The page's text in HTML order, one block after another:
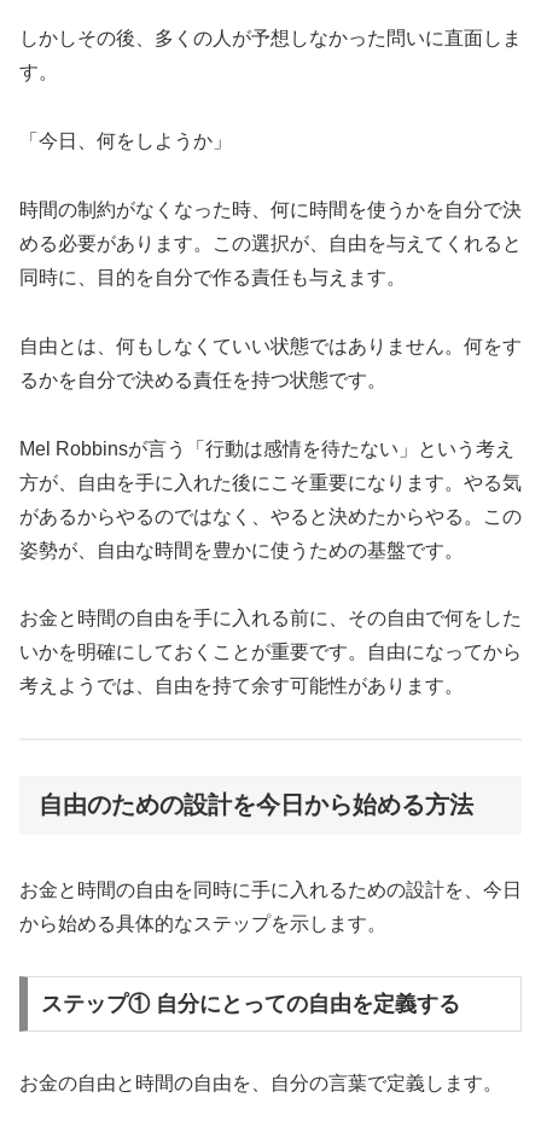
しかしその後、多くの人が予想しなかった問いに直面しま
す。
「今日、何をしようか」
時間の制約がなくなった時、何に時間を使うかを自分で決
める必要があります。この選択が、自由を与えてくれると
同時に、目的を自分で作る責任も与えます。
自由とは、何もしなくていい状態ではありません。何をす
るかを自分で決める責任を持つ状態です。
Mel Robbinsが言う「行動は感情を待たない」という考え
方が、自由を手に入れた後にこそ重要になります。やる気
があるからやるのではなく、やると決めたからやる。この
姿勢が、自由な時間を豊かに使うための基盤です。
お金と時間の自由を手に入れる前に、その自由で何をした
いかを明確にしておくことが重要です。自由になってから
考えようでは、自由を持て余す可能性があります。
自由のための設計を今日から始める方法
お金と時間の自由を同時に手に入れるための設計を、今日
から始める具体的なステップを示します。
ステップ① 自分にとっての自由を定義する
お金の自由と時間の自由を、自分の言葉で定義します。